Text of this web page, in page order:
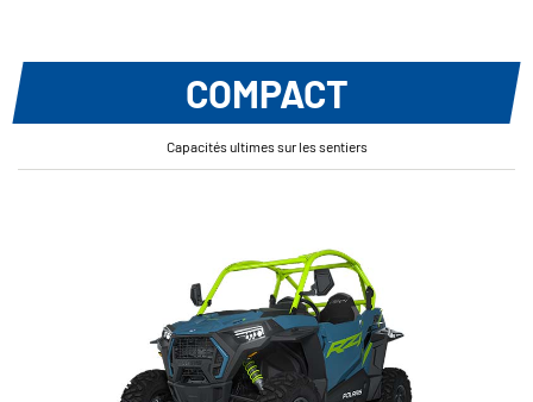
COMPACT
Capacités ultimes sur les sentiers